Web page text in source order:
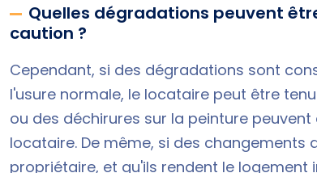
Quelles dégradations peuvent
caution ?
Cependant, si des dégradations sont
l'usure normale, le locataire peut être
ou des déchirures sur la peinture
locataire. De même, si des
propriétaire, et qu'ils rendent le logement